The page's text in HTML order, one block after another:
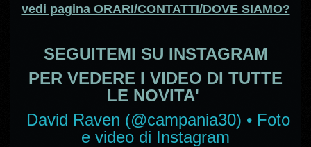
vedi pagina ORARI/CONTATTI/DOVE SIAMO?
SEGUITEMI SU INSTAGRAM
PER VEDERE I VIDEO DI TUTTE
LE NOVITA'
David Raven (@campania30) • Foto
e video di Instagram